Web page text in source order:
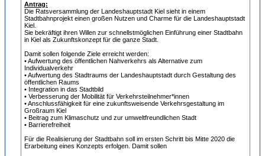
Antrag:
Die Ratsversammlung der Landeshauptstadt Kiel sieht in einem
Stadtbahnprojekt einen großen Nutzen und Charme für die Landeshauptstadt
Kiel.
Sie bekräftigt ihren Willen zur schnellstmöglichen Einführung einer Stadtbahn
in Kiel als Zukunftskonzept für die ganze Stadt.
Damit sollen folgende Ziele erreicht werden:
• Aufwertung des öffentlichen Nahverkehrs als Alternative zum
Individualverkehr
• Aufwertung des Stadtraums der Landeshauptstadt durch Gestaltung des
öffentlichen Raums
• Integration in das Stadtbild
• Verbesserung der Mobilität für Verkehrsteilnehmer*innen
• Anschlussfähigkeit für eine zukunftsweisende Verkehrsgestaltung im
Großraum Kiel
• Beitrag zum Klimaschutz und zur umweltfreundlichen Stadt
• Barrierefreiheit
Für die Realisierung der Stadtbahn soll im ersten Schritt bis Mitte 2020 die
Erarbeitung eines Konzepts erfolgen. Damit sollen